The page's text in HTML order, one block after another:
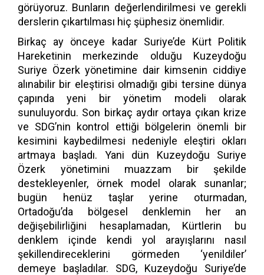
görüyoruz. Bunların değerlendirilmesi ve gerekli
derslerin çıkartılması hiç şüphesiz önemlidir.
Birkaç ay önceye kadar Suriye’de Kürt Politik
Hareketinin merkezinde olduğu Kuzeydoğu
Suriye Özerk yönetimine dair kimsenin ciddiye
alınabilir bir eleştirisi olmadığı gibi tersine dünya
çapında yeni bir yönetim modeli olarak
sunuluyordu. Son birkaç aydır ortaya çıkan krize
ve SDG’nin kontrol ettiği bölgelerin önemli bir
kesimini kaybedilmesi nedeniyle eleştiri okları
artmaya başladı. Yani dün Kuzeydoğu Suriye
Özerk yönetimini muazzam bir şekilde
destekleyenler, örnek model olarak sunanlar;
bugün henüz taşlar yerine oturmadan,
Ortadoğu’da bölgesel denklemin her an
değişebilirliğini hesaplamadan, Kürtlerin bu
denklem içinde kendi yol arayışlarını nasıl
şekillendireceklerini görmeden ‘yenildiler’
demeye başladılar. SDG, Kuzeydoğu Suriye’de